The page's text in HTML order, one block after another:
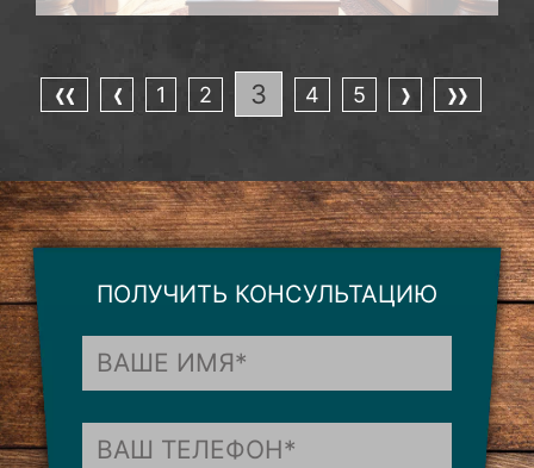
1 2 3 4 5
ПОЛУЧИТЬ КОНСУЛЬТАЦИЮ